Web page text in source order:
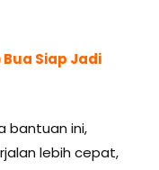
Siap Jadi
bantuan ini,
lebih cepat,